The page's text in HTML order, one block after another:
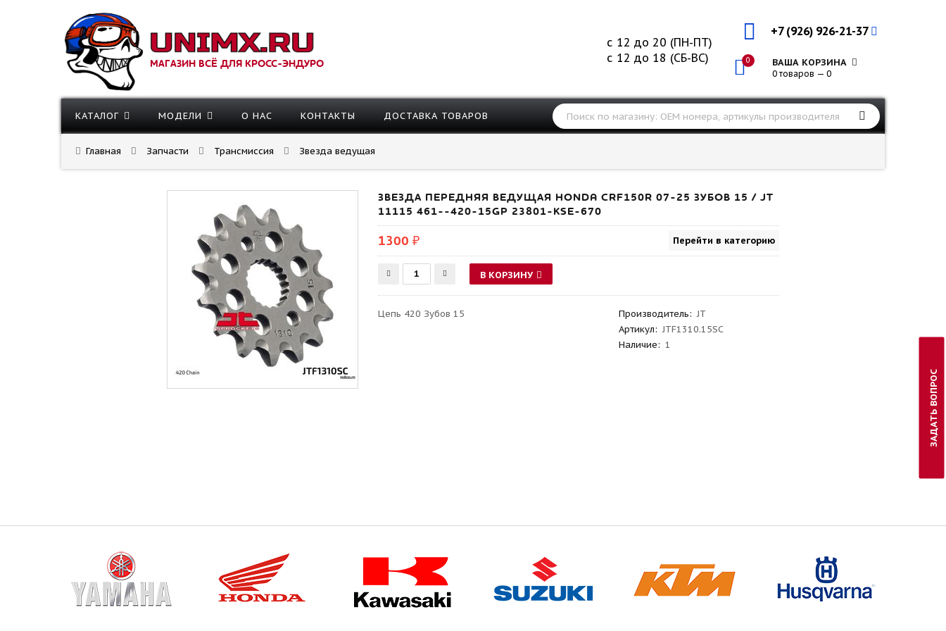
МАГАЗИН ВСЁ ДЛЯ КРОСС-ЭНДУРО
+7 (926) 926-21-37
0 ВАША КОРЗИНА
0 товаров — 0
с 12 до 20 (ПН-ПТ)
с 12 до 18 (СБ-ВС)
КАТАЛОГ МОДЕЛИ О НАС КОНТАКТЫ ДОСТАВКА ТОВАРОВ
Главная Запчасти Трансмиссия Звезда ведущая
ЗВЕЗДА ПЕРЕДНЯЯ ВЕДУЩАЯ HONDA CRF150R 07-25 ЗУБОВ 15 / JT
11115 461--420-15GP 23801-KSE-670
1300 ₽ Перейти в категорию
В КОРЗИНУ
Цепь 420 Зубов 15 Производитель: JT
Артикул: JTF1310.15SC
Наличие: 1
ЗАДАТЬ ВОПРОС